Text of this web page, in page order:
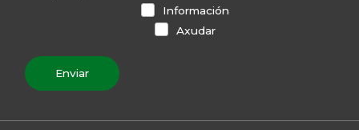
Información
Axudar
Enviar